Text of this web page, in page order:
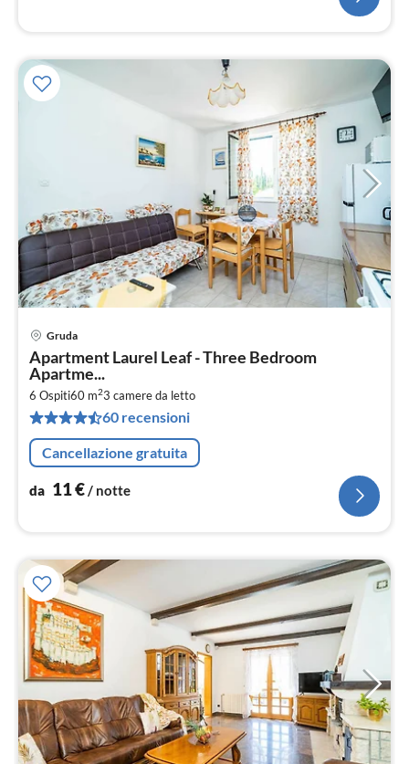
Gruda
Apartment Laurel Leaf - Three Bedroom
Apartme...
6 Ospiti60 m23 camere da letto
60 recensioni
Cancellazione gratuita
da 11€/ notte